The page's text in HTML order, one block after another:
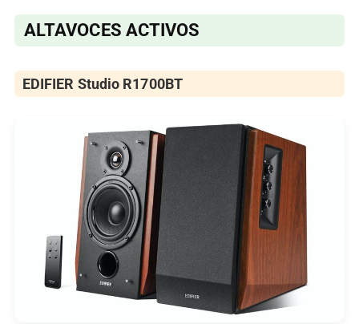
ALTAVOCES ACTIVOS
EDIFIER Studio R1700BT